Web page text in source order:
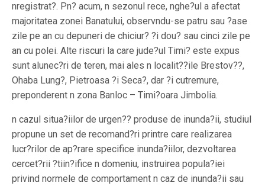
nregistrat?. Pn? acum, n sezonul rece, nghe?ul a afectat
majoritatea zonei Banatului, observndu-se patru sau ?ase
zile pe an cu depuneri de chiciur? ?i dou? sau cinci zile pe
an cu polei. Alte riscuri la care jude?ul Timi? este expus
sunt alunec?ri de teren, mai ales n localit??ile Brestov??,
Ohaba Lung?, Pietroasa ?i Seca?, dar ?i cutremure,
preponderent n zona Banloc – Timi?oara Jimbolia.
n cazul situa?iilor de urgen?? produse de inunda?ii, studiul
propune un set de recomand?ri printre care realizarea
lucr?rilor de ap?rare specifice inunda?iilor, dezvoltarea
cercet?rii ?tiin?ifice n domeniu, instruirea popula?iei
privind normele de comportament n caz de inunda?ii sau